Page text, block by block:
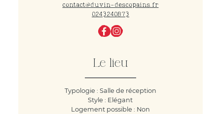
contact@duvin-descopains.fr
0243240873
Le lieu
Typologie : Salle de réception
Style : Elégant
Logement possible : Non